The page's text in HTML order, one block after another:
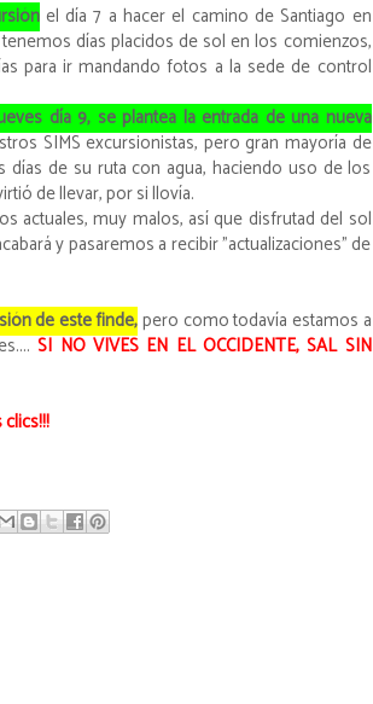
el día 7 a hacer el camino de Santiago en
días placidos de sol en los comienzos,
para ir mandando fotos a la sede de control
día 9, se plantea la entrada de una nueva
SIMS excursionistas, pero gran mayoría de
días de su ruta con agua, haciendo uso de los
de llevar, por si llovía.
actuales, muy malos, así que disfrutad del sol
y pasaremos a recibir "actualizaciones" de
de este finde,pero como todavía estamos a
SI NO VIVES EN EL OCCIDENTE, SAL SIN